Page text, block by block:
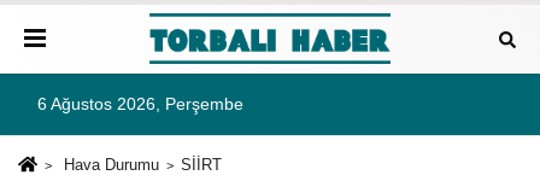
6 Ağustos 2026, Perşembe
Hava Durumu SİİRT